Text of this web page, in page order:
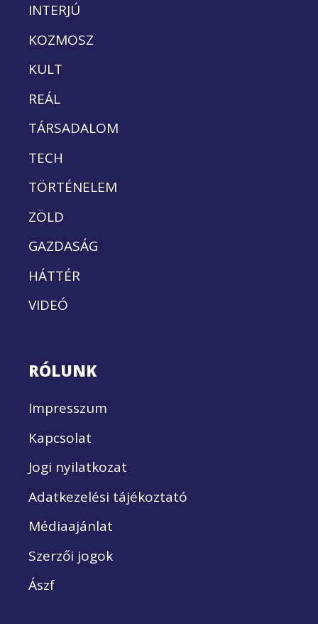
INTERJÚ
KOZMOSZ
KULT
REÁL
TÁRSADALOM
TECH
TÖRTÉNELEM
ZÖLD
GAZDASÁG
HÁTTÉR
VIDEÓ
RÓLUNK
Impresszum
Kapcsolat
Jogi nyilatkozat
Adatkezelési tájékoztató
Médiaajánlat
Szerzői jogok
Ászf